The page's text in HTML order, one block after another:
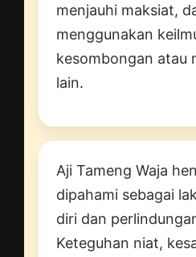
menjauhi maksiat,
menggunakan
kesombongan atau
lain.
Aji Tameng Waja
dipahami sebagai
diri dan
Keteguhan niat,